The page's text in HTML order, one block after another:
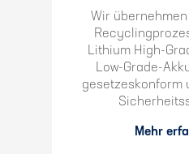
Wir
Lithium High-
Low-Grade-
gesetzeskonform
Mehr